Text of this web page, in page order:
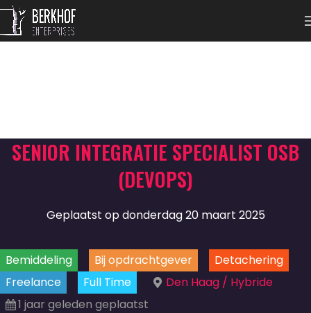
SENIOR INTEGRATIE SPECIALIST OSB
(DEVOPS)
Geplaatst op donderdag 20 maart 2025
Bemiddeling Bij opdrachtgever
Detachering
Freelance
Full Time
Den Haag / Hybride
1 jaar geleden geplaatst